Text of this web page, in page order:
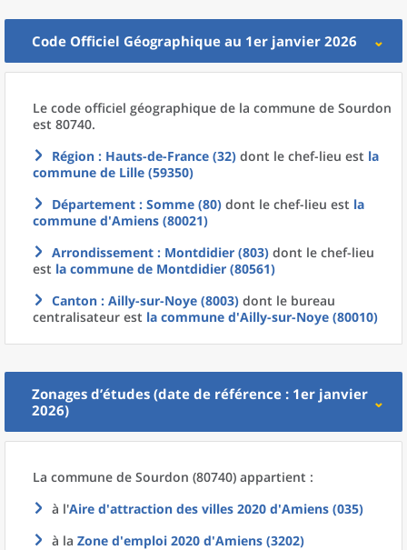
Code Officiel Géographique au 1er janvier 2026
Le code officiel géographique de la commune de Sourdon
est 80740.
Région : Hauts-de-France (32) dont le chef-lieu est la
commune de Lille (59350)
Département : Somme (80) dont le chef-lieu est la
commune d'Amiens (80021)
Arrondissement : Montdidier (803) dont le chef-lieu
est la commune de Montdidier (80561)
Canton : Ailly-sur-Noye (8003) dont le bureau
centralisateur est la commune d'Ailly-sur-Noye (80010)
Zonages d’études (date de référence : 1er janvier
2026)
La commune de Sourdon (80740) appartient :
à l'Aire d'attraction des villes 2020 d'Amiens (035)
à la Zone d'emploi 2020 d'Amiens (3202)